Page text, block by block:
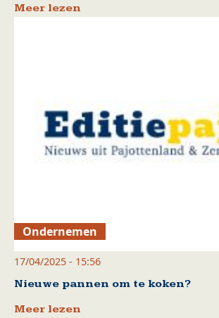
Meer lezen
Ondernemen
17/04/2025 - 15:56
Nieuwe pannen om te koken?
Meer lezen